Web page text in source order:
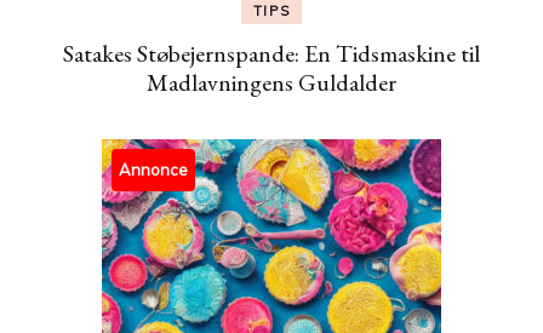
TIPS
Satakes Støbejernspande: En Tidsmaskine til
Madlavningens Guldalder
Annonce